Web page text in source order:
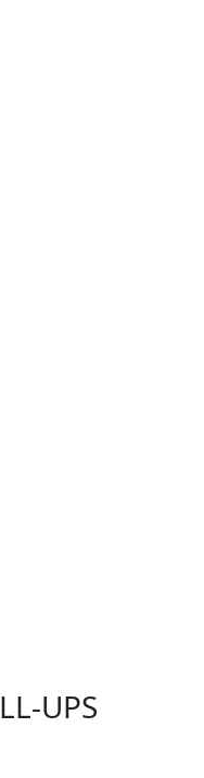
UPS